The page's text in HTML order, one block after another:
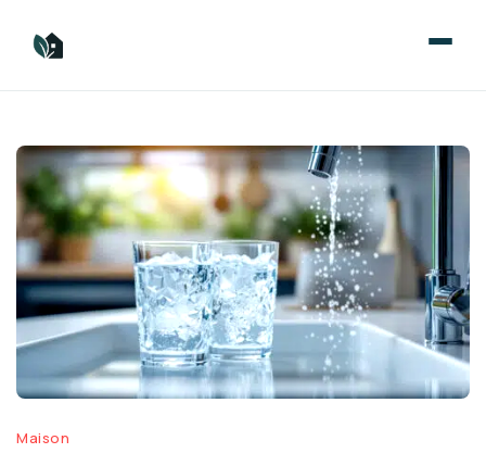
contenu
Maison